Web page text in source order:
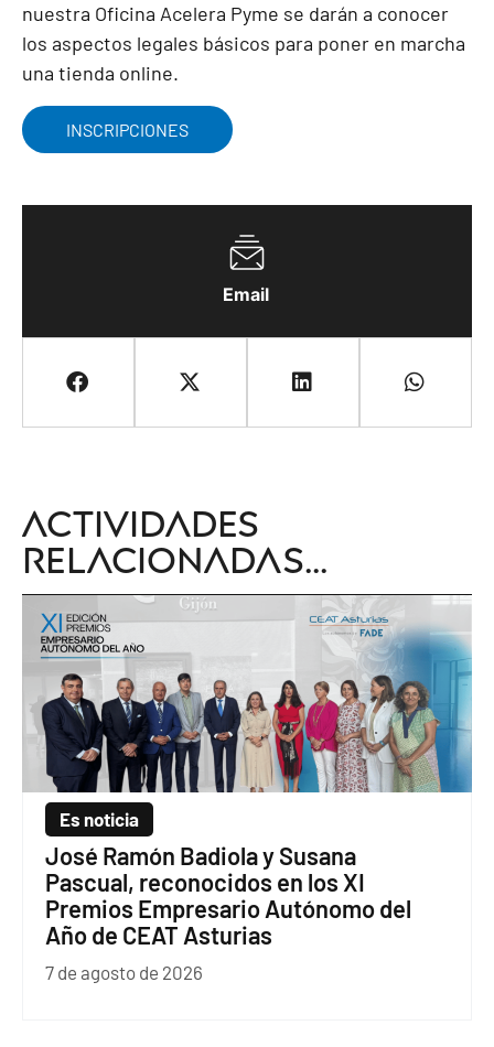
Email
nuestra Oficina Acelera Pyme se darán a conocer
los aspectos legales básicos para poner en marcha
una tienda online.
INSCRIPCIONES
Actividades
relacionadas...
Es noticia
José Ramón Badiola y Susana
Pascual, reconocidos en los XI
Premios Empresario Autónomo del
Año de CEAT Asturias
7 de agosto de 2026